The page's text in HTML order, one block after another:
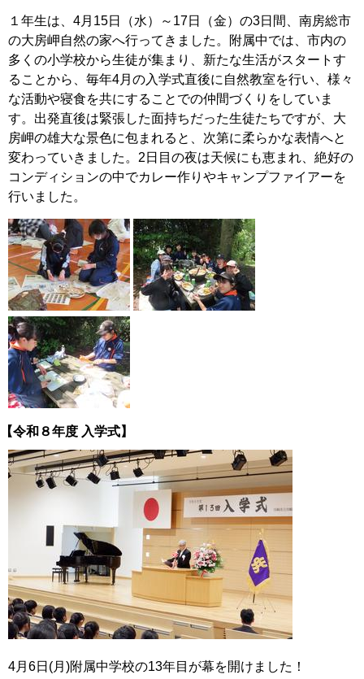
１年生は、4月15日（水）～17日（金）の3日間、南房総市
の大房岬自然の家へ行ってきました。附属中では、市内の
多くの小学校から生徒が集まり、新たな生活がスタートす
ることから、毎年4月の入学式直後に自然教室を行い、様々
な活動や寝食を共にすることでの仲間づくりをしていま
す。出発直後は緊張した面持ちだった生徒たちですが、大
房岬の雄大な景色に包まれると、次第に柔らかな表情へと
変わっていきました。2日目の夜は天候にも恵まれ、絶好の
コンディションの中でカレー作りやキャンプファイアーを
行いました。
【令和８年度 入学式】
4月6日(月)附属中学校の13年目が幕を開けました！